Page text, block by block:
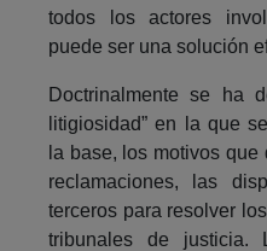
todos los actores
puede ser una solución
Doctrinalmente se ha
litigiosidad” en la que
la base, los motivos
reclamaciones, las
terceros para resolver
tribunales de justicia.